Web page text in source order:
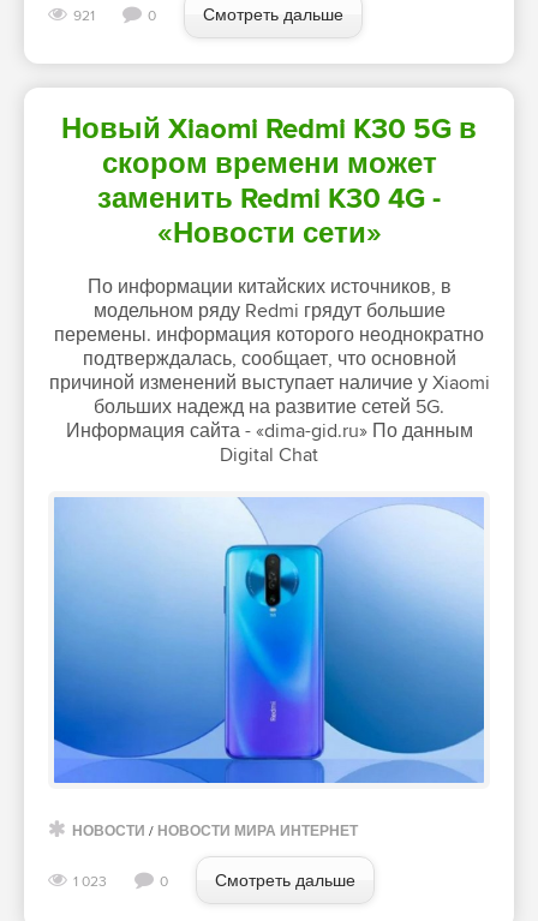
921 0 Смотреть дальше
Новый Xiaomi Redmi K30 5G в
скором времени может
заменить Redmi K30 4G -
«Новости сети»
По информации китайских источников, в
модельном ряду Redmi грядут большие
перемены. информация которого неоднократно
подтверждалась, сообщает, что основной
причиной изменений выступает наличие у Xiaomi
больших надежд на развитие сетей 5G.
Информация сайта - «dima-gid.ru» По данным
Digital Chat
НОВОСТИ / НОВОСТИ МИРА ИНТЕРНЕТ
1 023 0 Смотреть дальше